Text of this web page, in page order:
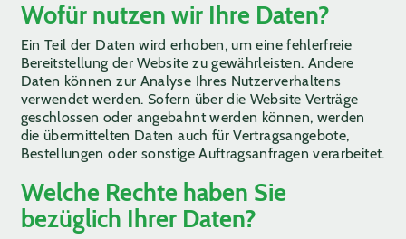
Wofür nutzen wir Ihre Daten?
Ein Teil der Daten wird erhoben, um eine fehlerfreie
Bereitstellung der Website zu gewährleisten. Andere
Daten können zur Analyse Ihres Nutzerverhaltens
verwendet werden. Sofern über die Website Verträge
geschlossen oder angebahnt werden können, werden
die übermittelten Daten auch für Vertragsangebote,
Bestellungen oder sonstige Auftragsanfragen verarbeitet.
Welche Rechte haben Sie
bezüglich Ihrer Daten?